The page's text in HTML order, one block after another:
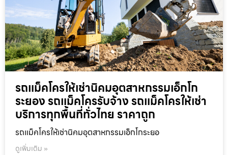
รถแม็คโครให้เช่านิคมอุตสาหกรรมเอ็กโก
ระยอง รถแม็คโครรับจ้าง รถแม็คโครให้เช่า
บริการทุกพื้นที่ทั่วไทย ราคาถูก
รถแม็คโครให้เช่านิคมอุตสาหกรรมเอ็กโกระยอ
ดูเพิ่มเติม »